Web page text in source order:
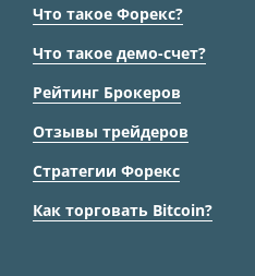
Что такое Форекс?
Что такое демо-счет?
Рейтинг Брокеров
Отзывы трейдеров
Стратегии Форекс
Как торговать Bitcoin?